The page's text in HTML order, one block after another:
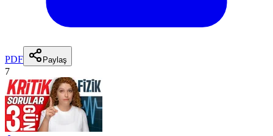
PDF Paylaş
7